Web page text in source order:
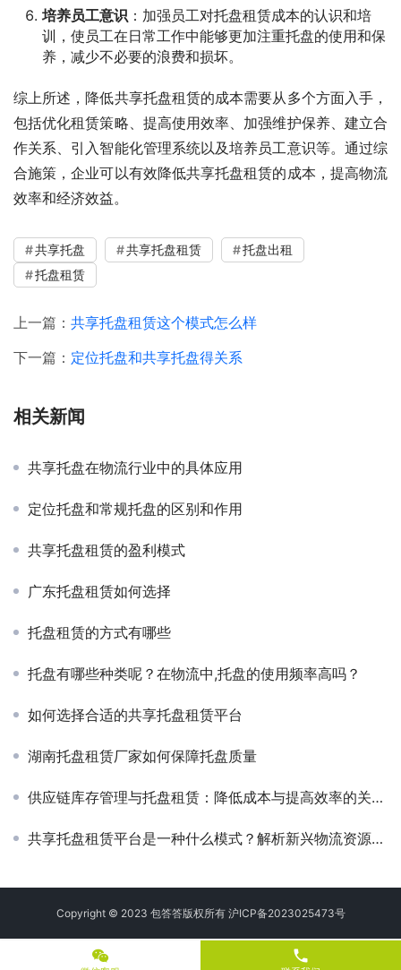
培养员工意识 ：加强员工对托盘租赁成本的认识和培
训，使员工在日常工作中能够更加注重托盘的使用和保
养，减少不必要的浪费和损坏。
综上所述，降低共享托盘租赁的成本需要从多个方面入手，
包括优化租赁策略、提高使用效率、加强维护保养、建立合
作关系、引入智能化管理系统以及培养员工意识等。通过综
合施策，企业可以有效降低共享托盘租赁的成本，提高物流
效率和经济效益。
共享托盘 共享托盘租赁
托盘出租
托盘租赁
上一篇： 共享托盘租赁这个模式怎么样
下一篇： 定位托盘和共享托盘得关系
相关新闻
共享托盘在物流行业中的具体应用
定位托盘和常规托盘的区别和作用
共享托盘租赁的盈利模式
广东托盘租赁如何选择
托盘租赁的方式有哪些
托盘有哪些种类呢？在物流中,托盘的使用频率高吗？
如何选择合适的共享托盘租赁平台
湖南托盘租赁厂家如何保障托盘质量
供应链库存管理与托盘租赁：降低成本与提高效率的关键策略
共享托盘租赁平台是一种什么模式？解析新兴物流资源管理趋势
Copyright © 2023 包答答版权所有 沪ICP备2023025473号
phone